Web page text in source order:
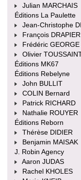
Julian MARCHAIS
Éditions La Paulette
Jean-Christophe
François DRAPIER
Frédéric GEORGE
Olivier
Éditions MK67
Éditions Rebelyne
John BULLIT
COLIN Bernard
Patrick RICHARD
Nathalie ROUYER
Éditions Reborn
Thérèse DIDIER
Benjamin MAISAK
J. Robin Agency
Aaron JUDAS
Rachel KHOLES